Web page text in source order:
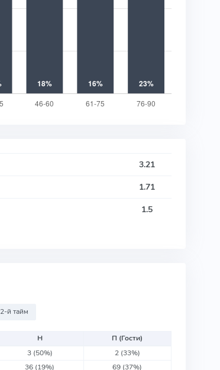
3.21
1.71
1.5
2-й тайм
Н
П (Гости)
3 (50%) 2 (33%)
36 (19%) 69 (37%)